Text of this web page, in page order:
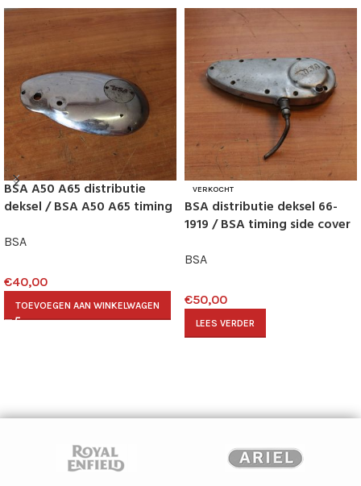
BSA A50 A65 distributie
deksel / BSA A50 A65 timing
BSA
€40,00
TOEVOEGEN AAN WINKELWAGEN
VERKOCHT
BSA distributie deksel 66-
1919 / BSA timing side cover
BSA
€50,00
LEES VERDER